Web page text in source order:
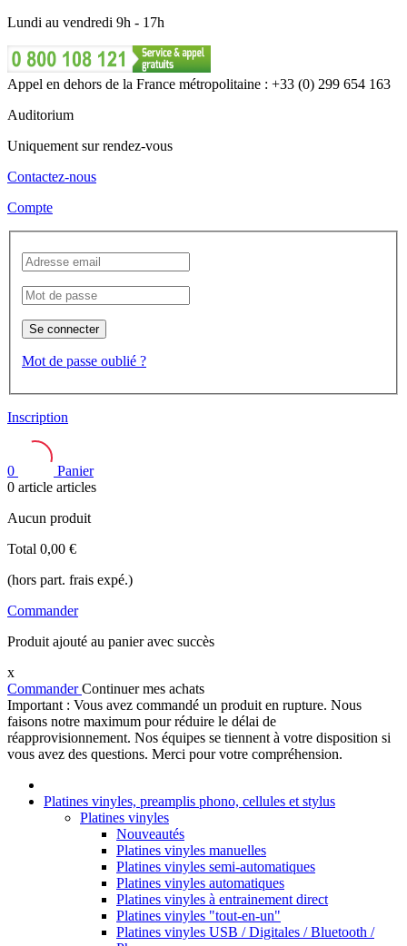
Lundi au vendredi 9h - 17h
Appel en dehors de la France métropolitaine : +33 (0) 299 654 163
Auditorium
Uniquement sur rendez-vous
Contactez-nous
Compte
Se connecter
Mot de passe oublié ?
Inscription
0
Panier
0 article articles
Aucun produit
Total 0,00 €
(hors part. frais expé.)
Commander
Produit ajouté au panier avec succès
x
CommanderContinuer mes achats
Important : Vous avez commandé un produit en rupture. Nous
faisons notre maximum pour réduire le délai de
réapprovisionnement. Nos équipes se tiennent à votre disposition si
vous avez des questions. Merci pour votre compréhension.
Platines vinyles, preamplis phono, cellules et stylus
Platines vinyles
Nouveautés
Platines vinyles manuelles
Platines vinyles semi-automatiques
Platines vinyles automatiques
Platines vinyles à entrainement direct
Platines vinyles "tout-en-un"
Platines vinyles USB / Digitales / Bluetooth /